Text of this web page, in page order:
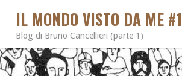
IL MONDO VISTO DA ME #1
Blog di Bruno Cancellieri (parte 1)